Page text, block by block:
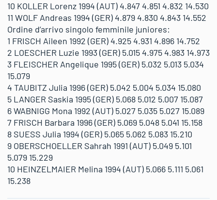
10 KOLLER Lorenz 1994 (AUT) 4.847 4.851 4.832 14.530
11 WOLF Andreas 1994 (GER) 4.879 4.830 4.843 14.552
Ordine d’arrivo singolo femminile juniores:
1 FRISCH Aileen 1992 (GER) 4.925 4.931 4.896 14.752
2 LOESCHER Luzie 1993 (GER) 5.015 4.975 4.983 14.973
3 FLEISCHER Angelique 1995 (GER) 5.032 5.013 5.034
15.079
4 TAUBITZ Julia 1996 (GER) 5.042 5.004 5.034 15.080
5 LANGER Saskia 1995 (GER) 5.068 5.012 5.007 15.087
6 WABNIGG Mona 1992 (AUT) 5.027 5.035 5.027 15.089
7 FRISCH Barbara 1996 (GER) 5.069 5.048 5.041 15.158
8 SUESS Julia 1994 (GER) 5.065 5.062 5.083 15.210
9 OBERSCHOELLER Sahrah 1991 (AUT) 5.049 5.101
5.079 15.229
10 HEINZELMAIER Melina 1994 (AUT) 5.066 5.111 5.061
15.238